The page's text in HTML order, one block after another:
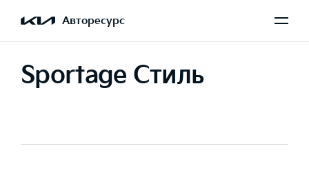
Авторесурс
Sportage Стиль